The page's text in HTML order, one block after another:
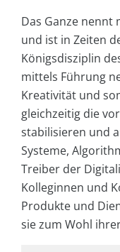
Das Ganze nennt
und ist in Zeiten
Königsdisziplin
mittels Führung
Kreativität und
gleichzeitig die
stabilisieren und
Systeme,
Treiber der
Kolleginnen und
Produkte und
sie zum Wohl